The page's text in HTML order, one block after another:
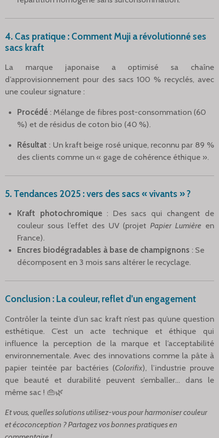
4. Cas pratique : Comment Muji a révolutionné ses
sacs kraft
La marque japonaise a optimisé sa chaîne
d’approvisionnement pour des sacs 100 % recyclés, avec
une couleur signature :
Procédé : Mélange de fibres post-consommation (60
%) et de résidus de coton bio (40 %).
Résultat : Un kraft beige rosé unique, reconnu par 89 %
des clients comme un « gage de cohérence éthique ».
5. Tendances 2025 : vers des sacs « vivants » ?
Kraft photochromique : Des sacs qui changent de
couleur sous l’effet des UV (projet Papier Lumière en
France).
Encres biodégradables à base de champignons : Se
décomposent en 3 mois sans altérer le recyclage.
Conclusion : La couleur, reflet d’un engagement
Contrôler la teinte d’un sac kraft n’est pas qu’une question
esthétique. C’est un acte technique et éthique qui
influence la perception de la marque et l’acceptabilité
environnementale. Avec des innovations comme la pâte à
papier teintée par bactéries (Colorifix), l’industrie prouve
que beauté et durabilité peuvent s’emballer… dans le
même sac ! 👜🌿
Et vous, quelles solutions utilisez-vous pour harmoniser couleur
et écoconception ? Partagez vos bonnes pratiques en